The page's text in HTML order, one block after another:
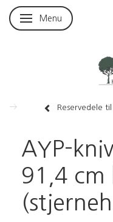
Skifte navigation
Menu
Reservedele
AYP-
91,4 cm